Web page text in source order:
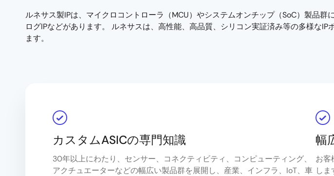
ルネサス製IPは、マイクロコントローラ（MCU）やシステムオンチップ（SoC）製品
ログIPなどがあります。 ルネサスは、高性能、高品質、シリコン実証済み等の多様な
ます。
カスタムASICの専門知識
30年以上にわたり、センサー、コネクティビティ、コンピューティング、
アクチュエーターなどの幅広い製品群を展開し、産業、インフラ、IoT、車
幅
お客
し